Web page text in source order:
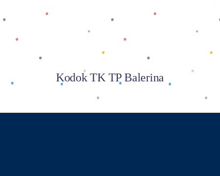
Kodok TK TP Balerina